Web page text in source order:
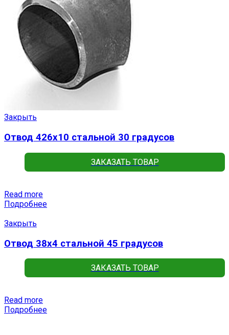
Закрыть
Отвод 426х10 стальной 30 градусов
ЗАКАЗАТЬ ТОВАР
Read more
Подробнее
Закрыть
Отвод 38х4 стальной 45 градусов
ЗАКАЗАТЬ ТОВАР
Read more
Подробнее